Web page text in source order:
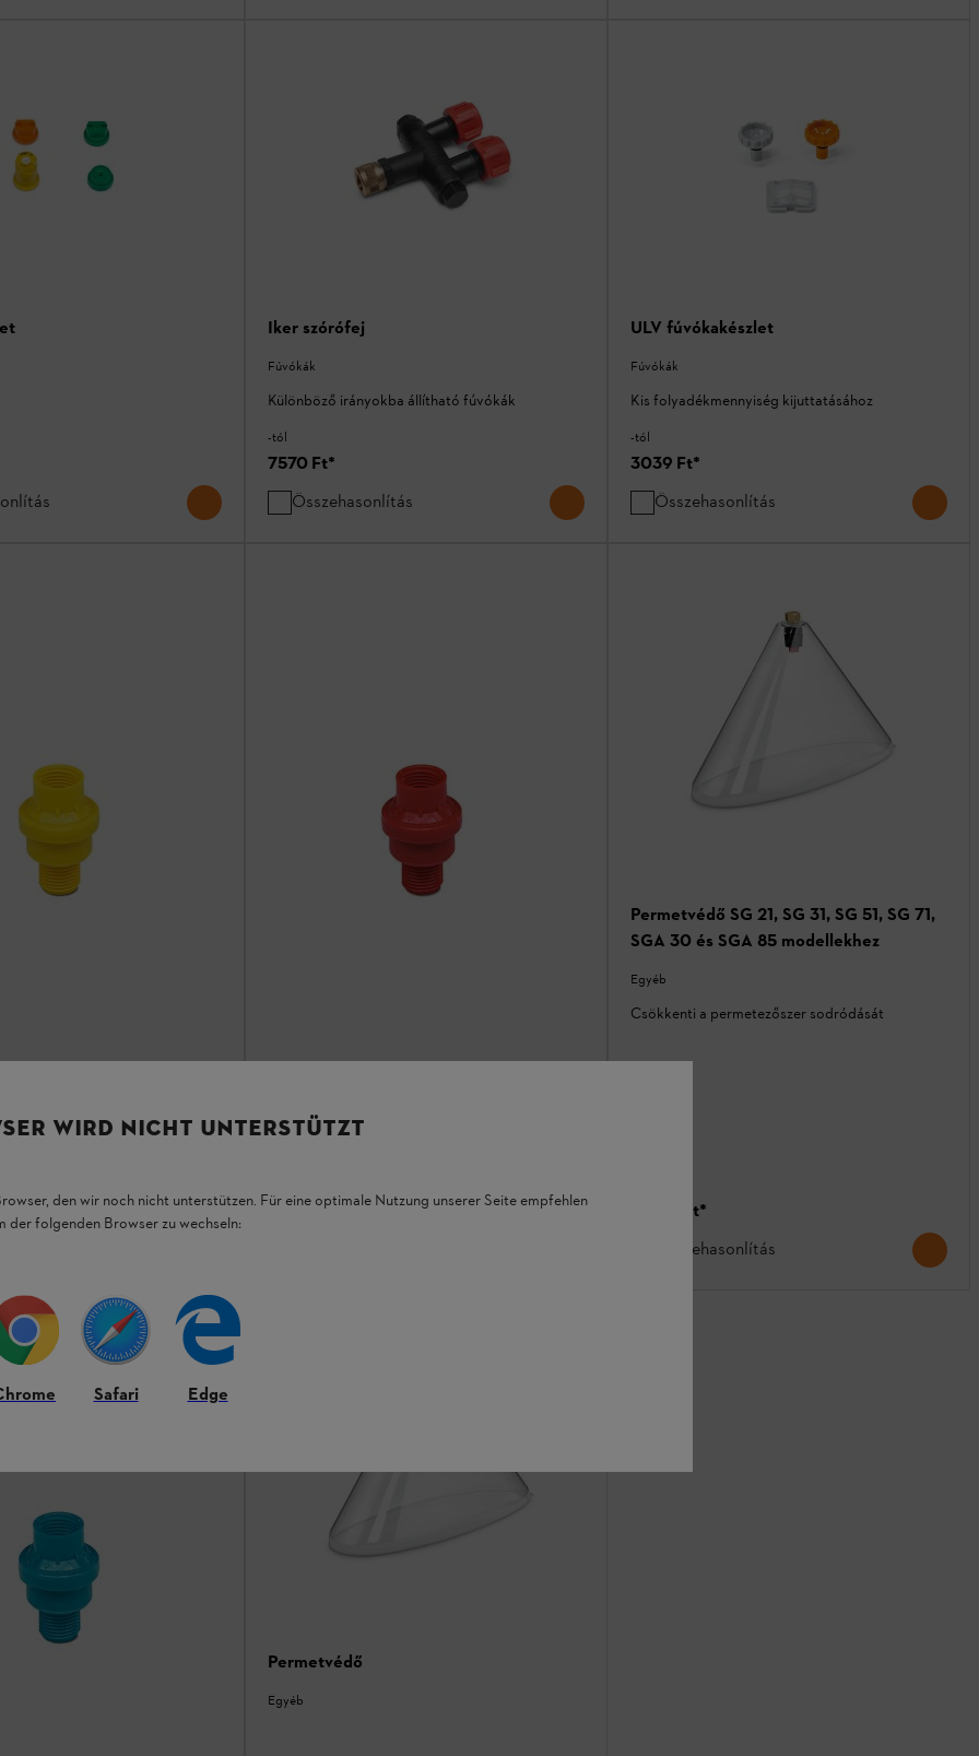
Iker szórófej
Fúvókák
Különböző irányokba állítható fúvókák
-tól
7570 Ft*
Összehasonlítás
ULV fúvókakészlet
Fúvókák
Kis folyadékmennyiség kijuttatásához
-tól
3039 Ft*
Összehasonlítás
1,0 bar Nyomószelep 1,5 bar
17 396 Ft*
Permetvédő SG 21, SG 31, SG 51, SG 71,
SGA 30 és SGA 85 modellekhez
Egyéb
Csökkenti a permetezőszer sodródását
12 762 Ft*
Összehasonlítás
Permetvédő
Egyéb
WIRD NICHT UNTERSTÜTZT
den wir noch nicht unterstützen. Für eine optimale Nutzung unserer Seite empfehlen
der folgenden Browser zu wechseln:
Safari Edge